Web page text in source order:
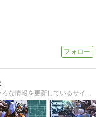
ガンダムやガンプラに関するいろいろな情報を更新しているサイトです。ガンプラレビューをはじめ、わかりやすい製作方法などを紹介。PVは4000万PV以上！